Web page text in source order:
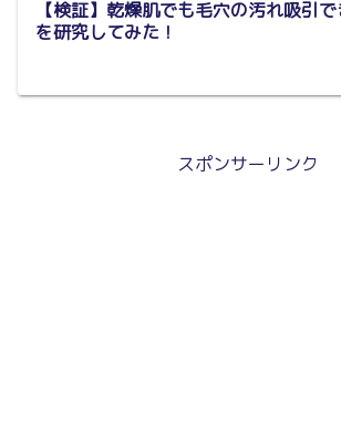
【検証】乾燥肌でも毛穴の汚れ吸引
を研究してみた！
スポンサーリンク